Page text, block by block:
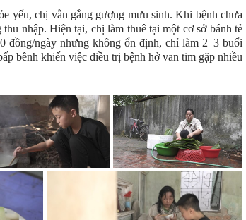
yếu, chị vẫn gắng gượng mưu sinh. Khi bệnh chưa
nhập. Hiện tại, chị làm thuê tại một cơ sở bánh tẻ
đồng/ngày nhưng không ổn định, chỉ làm 2–3 buổi
bênh khiến việc điều trị bệnh hở van tim gặp nhiều